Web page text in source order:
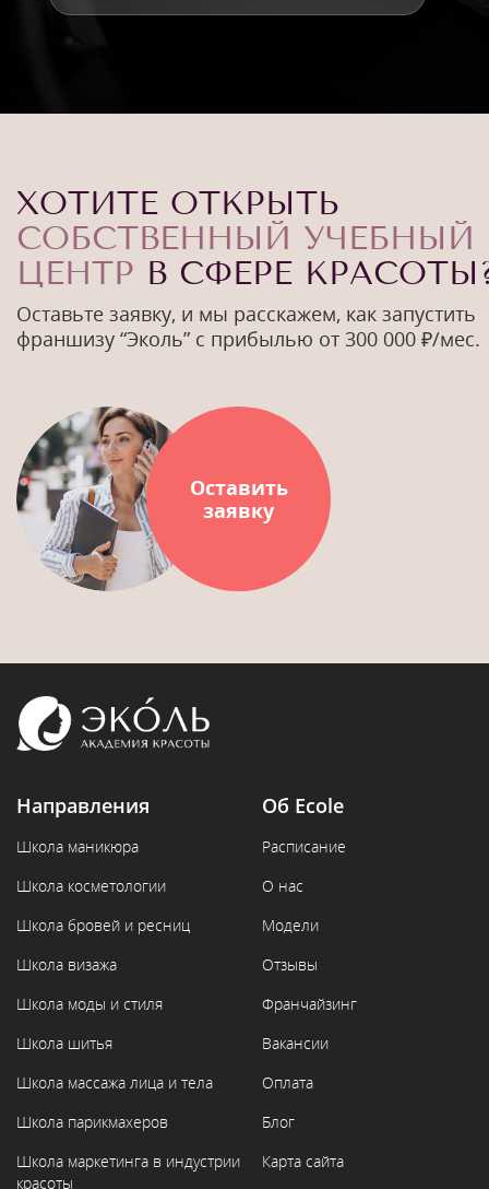
ХОТИТЕ ОТКРЫТЬ
СОБСТВЕННЫЙ УЧЕБНЫЙ
ЦЕНТР В СФЕРЕ
Оставьте заявку, и мы расскажем, как запустить
франшизу “Эколь” с прибылью от 300 000 ₽/мес.
Оставить
заявку
Направления
Школа маникюра
Школа косметологии
Школа бровей и ресниц
Школа визажа
Школа моды и стиля
Школа шитья
Школа массажа лица и тела
Школа парикмахеров
Школа маркетинга в индустрии
красоты
Об Ecole
Расписание
О нас
Модели
Отзывы
Франчайзинг
Вакансии
Оплата
Блог
Карта сайта